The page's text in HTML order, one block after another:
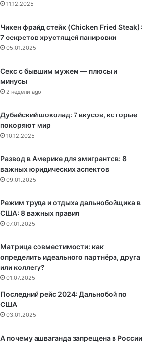
11.12.2025
Чикен фрайд стейк (Chicken Fried Steak):
7 секретов хрустящей панировки
05.01.2025
Секс с бывшим мужем — плюсы и
минусы
2 недели ago
Дубайский шоколад: 7 вкусов, которые
покоряют мир
10.12.2025
Развод в Америке для эмигрантов: 8
важных юридических аспектов
09.01.2025
Режим труда и отдыха дальнобойщика в
США: 8 важных правил
07.01.2025
Матрица совместимости: как
определить идеального партнёра, друга
или коллегу?
01.07.2025
Последний рейс 2024: Дальнобой по
США
03.01.2025
А почему ашваганда запрещена в России